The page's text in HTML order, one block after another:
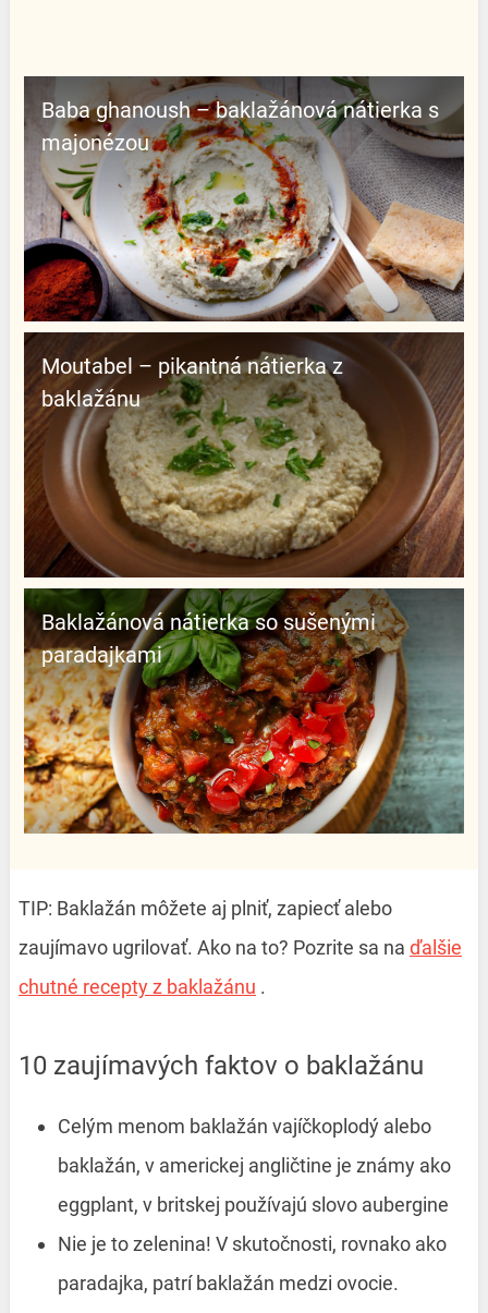
Baba ghanoush – baklažánová nátierka s
majonézou
Moutabel – pikantná nátierka z
baklažánu
Baklažánová nátierka so sušenými
paradajkami
TIP: Baklažán môžete aj plniť, zapiecť alebo
zaujímavo ugrilovať. Ako na to? Pozrite sa na ďalšie
chutné recepty z baklažánu .
10 zaujímavých faktov o baklažánu
Celým menom baklažán vajíčkoplodý alebo
baklažán, v americkej angličtine je známy ako
eggplant, v britskej používajú slovo aubergine
Nie je to zelenina! V skutočnosti, rovnako ako
paradajka, patrí baklažán medzi ovocie.